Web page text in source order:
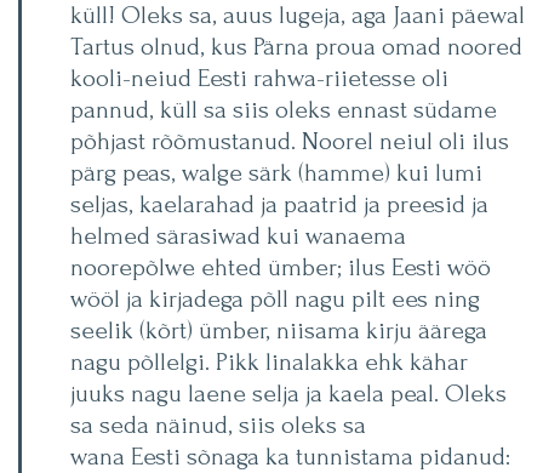
küll! Oleks sa, auus lugeja, aga Jaani päewal
Tartus olnud, kus Pärna proua omad noored
kooli-neiud Eesti rahwa-riietesse oli
pannud, küll sa siis oleks ennast südame
põhjast rõõmustanud. Noorel neiul oli ilus
pärg peas, walge särk (hamme) kui lumi
seljas, kaelarahad ja paatrid ja preesid ja
helmed särasiwad kui wanaema
noorepõlwe ehted ümber; ilus Eesti wöö
wööl ja kirjadega põll nagu pilt ees ning
seelik (kõrt) ümber, niisama kirju äärega
nagu põllelgi. Pikk linalakka ehk kähar
juuks nagu laene selja ja kaela peal. Oleks
sa seda näinud, siis oleks sa
wana Eesti sõnaga ka tunnistama pidanud: